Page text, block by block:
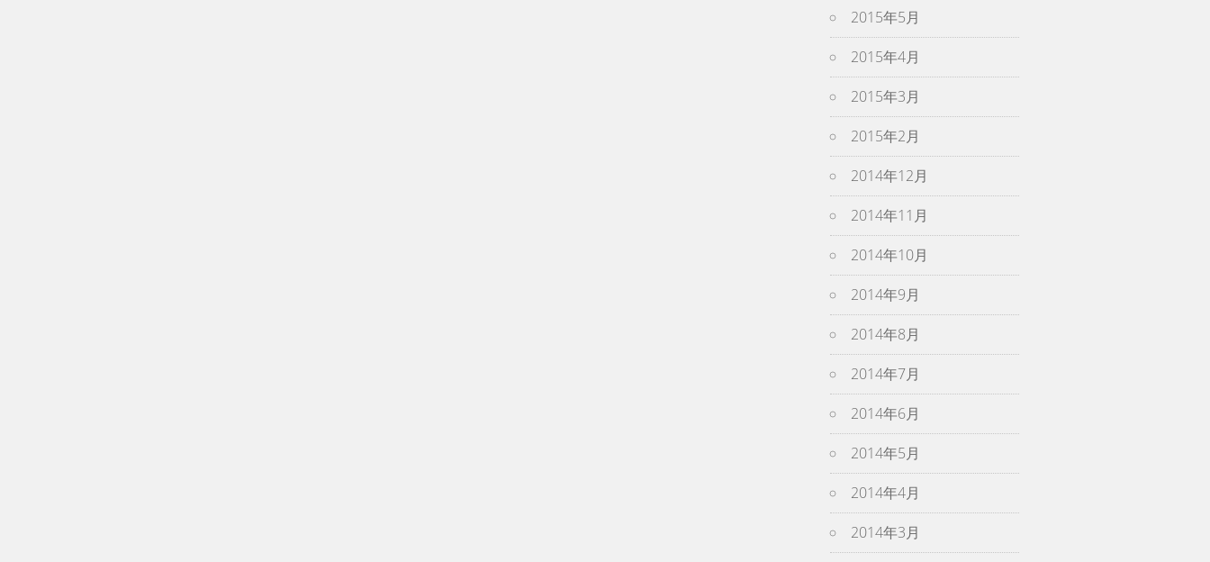
2015年5月
2015年4月
2015年3月
2015年2月
2014年12月
2014年11月
2014年10月
2014年9月
2014年8月
2014年7月
2014年6月
2014年5月
2014年4月
2014年3月